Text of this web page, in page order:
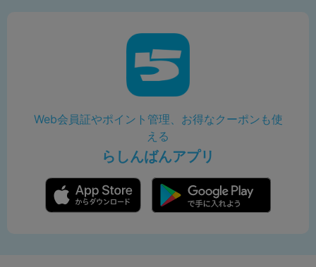
Web会員証やポイント管理、お得なクーポンも使
える
らしんばんアプリ